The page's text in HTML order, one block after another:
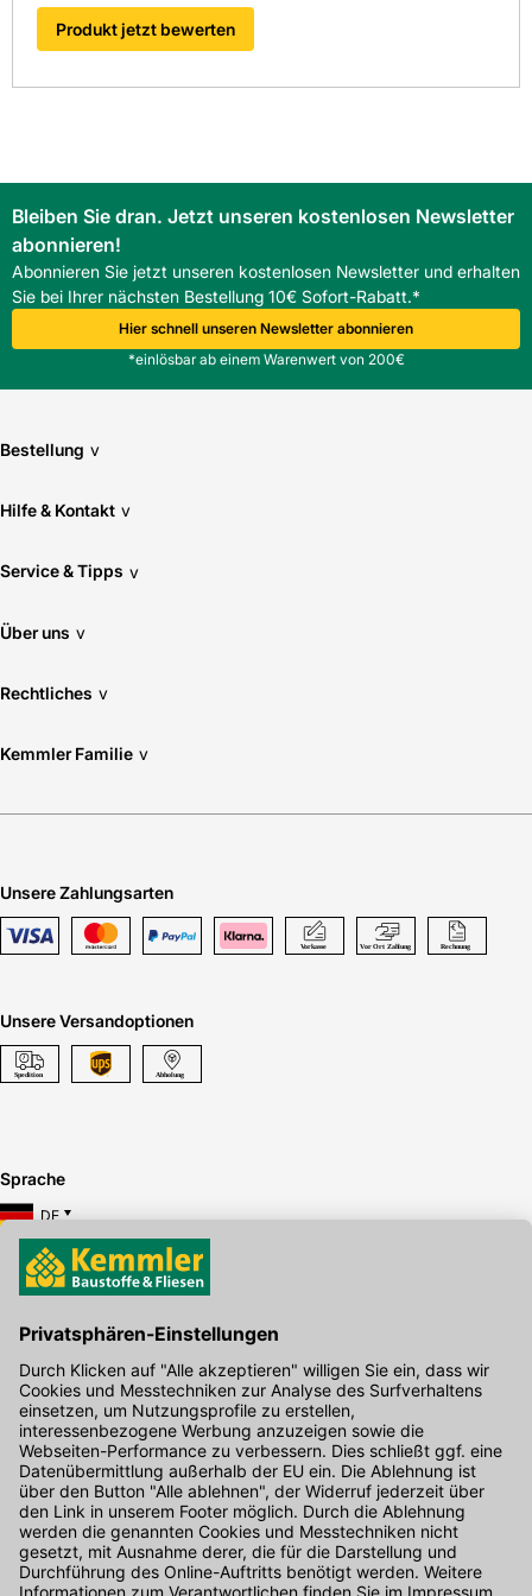
beim zuverlässigen Baustofffachhandel in Südwest-
Deutschland.
Was macht den BMI Braas Taunus Pfanne Giebelstein links
farbbeständig?
Ja, der Giebelstein ist frost- und UV-beständig. Die
mattOberfläche bleibt auch bei Witterungseinfluss
farbbeständig.
Der Bedarf liegt bei etwa 3 Stück pro Meter, was die
Planung erleichtert.
Produkt jetzt bewerten
Bleiben Sie dran. Jetzt unseren kostenlosen Newsletter
abonnieren!
Abonnieren Sie jetzt unseren kostenlosen Newsletter und erhalten
Sie bei Ihrer nächsten Bestellung 10€ Sofort-Rabatt.*
Hier schnell unseren Newsletter abonnieren
*einlösbar ab einem Warenwert von 200€
Bestellung v
Hilfe & Kontakt v
Service & Tipps v
Über uns v
Rechtliches v
Kemmler Familie v
Unsere Zahlungsarten
Unsere Versandoptionen
Sprache
DE
Hier gibt's die kostenlose App
Kontakt
Unser Onlineshop Team ist montags bis freitags von 08:00 - 17:00
Uhr unter der Telefonnummer07071 / 151-151für Sie erreichbar.